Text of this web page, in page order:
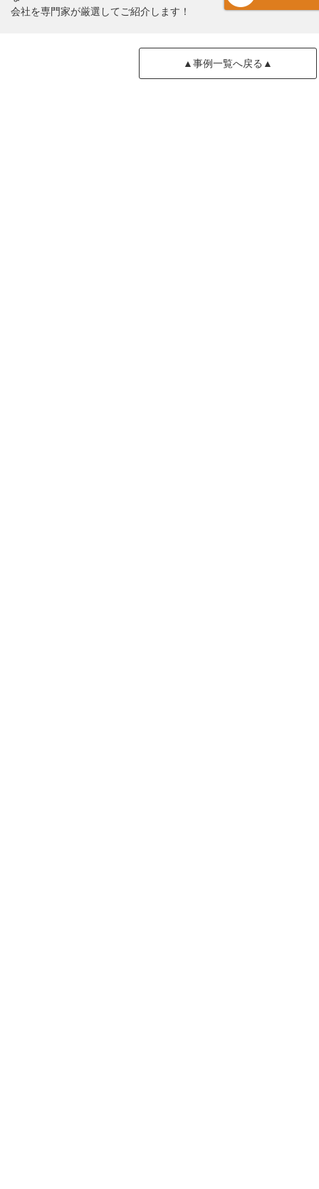
会社を専門家が厳選してご紹介します！
▲事例一覧へ戻る▲